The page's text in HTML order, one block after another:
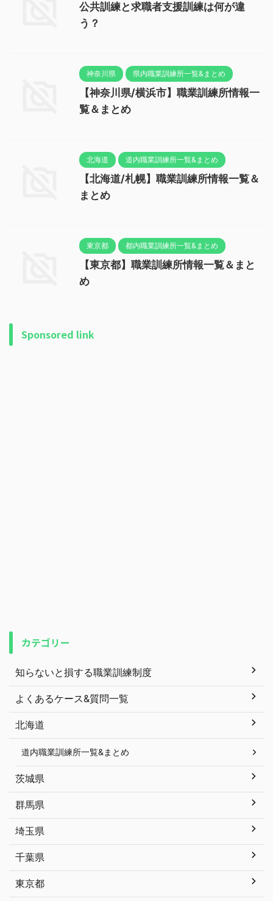
公共訓練と求職者支援訓練は何が違
う？
神奈川県 県内職業訓練所一覧&まとめ
【神奈川県/横浜市】職業訓練所情報一
覧＆まとめ
北海道 道内職業訓練所一覧&まとめ
【北海道/札幌】職業訓練所情報一覧＆
まとめ
東京都 都内職業訓練所一覧&まとめ
【東京都】職業訓練所情報一覧＆まと
め
Sponsored link
カテゴリー
知らないと損する職業訓練制度
よくあるケース&質問一覧
北海道
道内職業訓練所一覧&まとめ
茨城県
群馬県
埼玉県
千葉県
東京都